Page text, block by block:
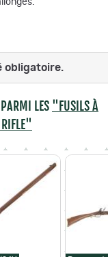
obligatoire.
LES "FUSILS À
RIFLE"